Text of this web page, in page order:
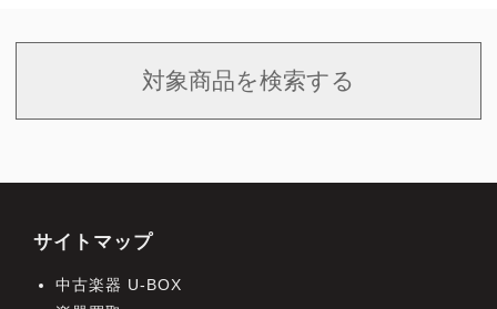
対象商品を検索する
サイトマップ
中古楽器 U-BOX